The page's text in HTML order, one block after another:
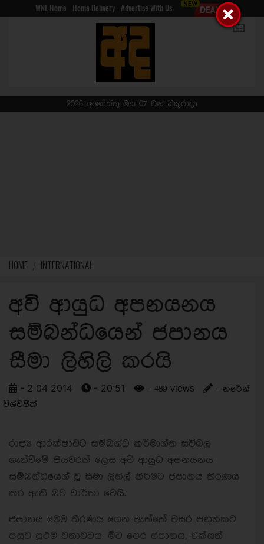
WNL Home Home Delivery Advertise With Us
2026 අගෝස්තු මස 07 වන සිකුරාදා
HOME INTERNATIONAL
අවි ආයුධ අපනයනය
සම්බන්ධයෙන් ජපානය
සීමා ලිහිලි කරයි
- 2 04 2014 - 20:51 - 489 views
- නරේන්
විශ්වජිත්
රාජ්‍ය ආරක්ෂාවට සම්බන්ධ කර්මාන්ත සවිබල
ගැන්වීමේ පියවරක් ලෙස අවි ආයුධ අපනයනය
සම්බන්ධයෙන් වූ සීමා ලිහිල් කිරීමට ජපානය තීරණය
කර ඇති බව වාර්තා වෙයි.
ජපානය මෙම තීරණය ගෙන ඇත්තේ වසර පනහකට
පසුව ප්‍රථම වතාවටය. මීට පෙර ජපානය, එක්සත්